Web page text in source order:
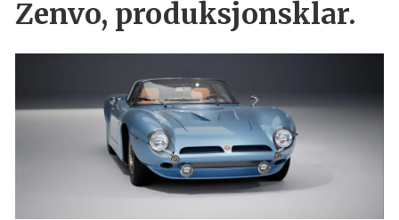
Zenvo, produksjonsklar.